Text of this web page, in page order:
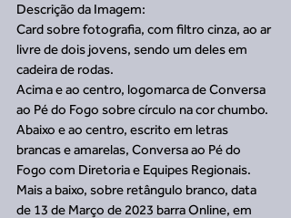
Descrição da Imagem:
Card sobre fotografia, com filtro cinza, ao ar
livre de dois jovens, sendo um deles em
cadeira de rodas.
Acima e ao centro, logomarca de Conversa
ao Pé do Fogo sobre círculo na cor chumbo.
Abaixo e ao centro, escrito em letras
brancas e amarelas, Conversa ao Pé do
Fogo com Diretoria e Equipes Regionais.
Mais a baixo, sobre retângulo branco, data
de 13 de Março de 2023 barra Online, em